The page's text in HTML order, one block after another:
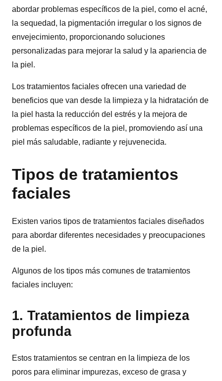
abordar problemas específicos de la piel, como el acné,
la sequedad, la pigmentación irregular o los signos de
envejecimiento, proporcionando soluciones
personalizadas para mejorar la salud y la apariencia de
la piel.
Los tratamientos faciales ofrecen una variedad de
beneficios que van desde la limpieza y la hidratación de
la piel hasta la reducción del estrés y la mejora de
problemas específicos de la piel, promoviendo así una
piel más saludable, radiante y rejuvenecida.
Tipos de tratamientos
faciales
Existen varios tipos de tratamientos faciales diseñados
para abordar diferentes necesidades y preocupaciones
de la piel.
Algunos de los tipos más comunes de tratamientos
faciales incluyen:
1. Tratamientos de limpieza
profunda
Estos tratamientos se centran en la limpieza de los
poros para eliminar impurezas, exceso de grasa y